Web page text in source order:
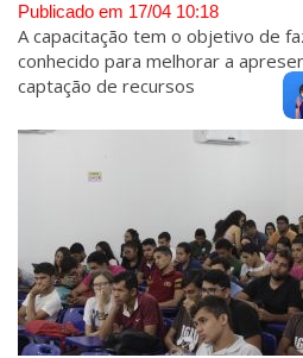
Publicado em 17/04 10:18
A capacitação tem o objetivo de
conhecido para melhorar a
captação de recursos